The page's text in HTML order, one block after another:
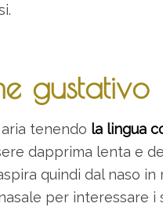
gustativo
tenendo la lingua
dapprima lenta e
quindi dal naso
per interessare